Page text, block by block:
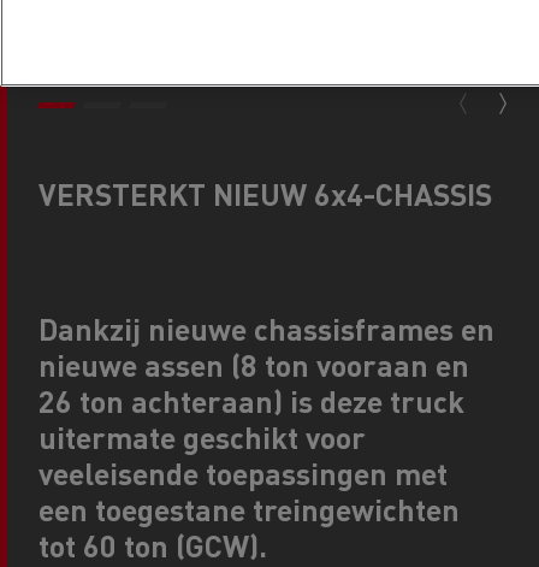
VERSTERKT NIEUW 6x4-CHASSIS
Dankzij nieuwe chassisframes en
nieuwe assen (8 ton vooraan en
26 ton achteraan) is deze truck
uitermate geschikt voor
veeleisende toepassingen met
een toegestane treingewichten
tot 60 ton (GCW).